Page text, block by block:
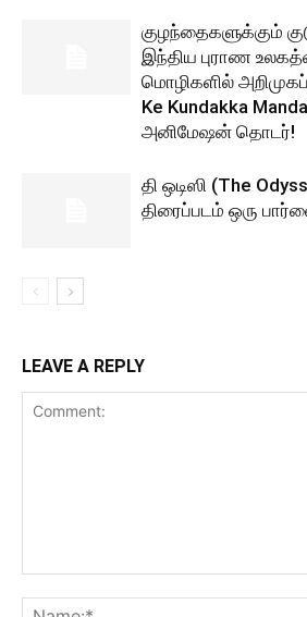
குழந்தைகளுக்கும்
இந்திய புராண
மொழிகளில்
Ke Kundakka
அனிமேஷன் தொடர்!
தி ஒடிஸி (The
திரைப்படம் ஒரு
LEAVE A REPLY